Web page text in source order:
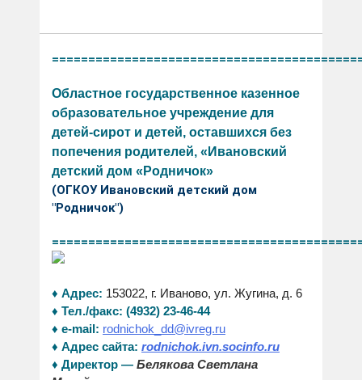
Областное государственное казенное
образовательное учреждение для
детей-сирот и детей, оставшихся без
попечения родителей, «Ивановский
детский дом «Родничок»
(ОГКОУ Ивановский детский дом
"Родничок")
♦ Адрес: 153022, г. Иваново, ул. Жугина, д. 6
♦ Тел./факс: (4932) 23-46-44
♦ e-mail: rodnichok_dd@ivreg.ru
♦ Адрес сайта: rodnichok.ivn.socinfo.ru
♦ Директор — Белякова Светлана